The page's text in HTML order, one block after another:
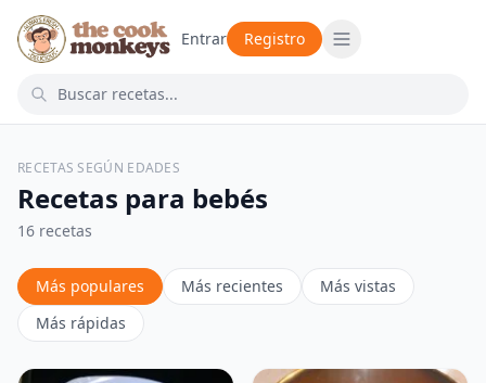
Entrar Registro
RECETAS SEGÚN EDADES
Recetas para bebés
16 recetas
Más populares Más recientes
Más vistas
Más rápidas